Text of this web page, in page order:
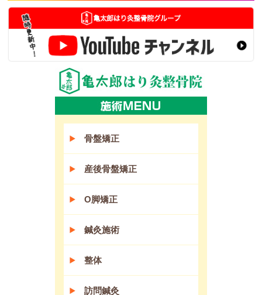
骨盤矯正
産後骨盤矯正
O脚矯正
鍼灸施術
整体
訪問鍼灸